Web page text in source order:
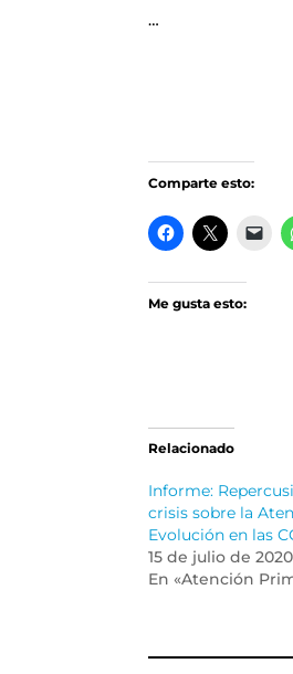
…
Comparte esto:
Me gusta esto:
Relacionado
Informe:
crisis sobre la
Evolución en las
15 de julio de 2020
En «Atención